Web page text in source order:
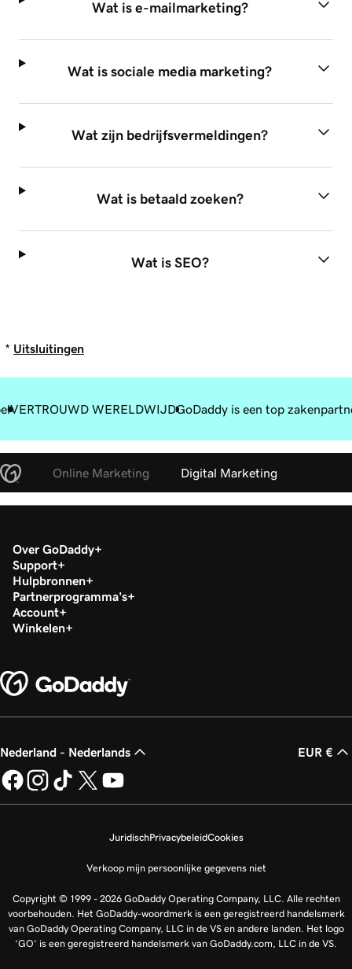
Wat is e-mailmarketing?
Wat is sociale media marketing?
Wat zijn bedrijfsvermeldingen?
Wat is betaald zoeken?
Wat is SEO?
* Uitsluitingen
VERTROUWD WERELDWIJDGoDaddy is een top
Online Marketing Digital Marketing
Over GoDaddy
Support
Hulpbronnen
Partnerprogramma's
Account
Winkelen
Nederland - Nederlands EUR €
JuridischPrivacybeleidCookies
Verkoop mijn persoonlijke gegevens niet
Copyright © 1999 - 2026 GoDaddy Operating Company, LLC. Alle rechten
voorbehouden. Het GoDaddy-woordmerk is een geregistreerd handelsmerk
van GoDaddy Operating Company, LLC in de VS en andere landen. Het logo
‘GO‘ is een geregistreerd handelsmerk van GoDaddy.com, LLC in de VS.